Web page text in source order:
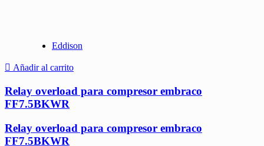
Eddison
Añadir al carrito
Relay overload para compresor embraco
FF7.5BKWR
Relay overload para compresor embraco
FF7.5BKWR